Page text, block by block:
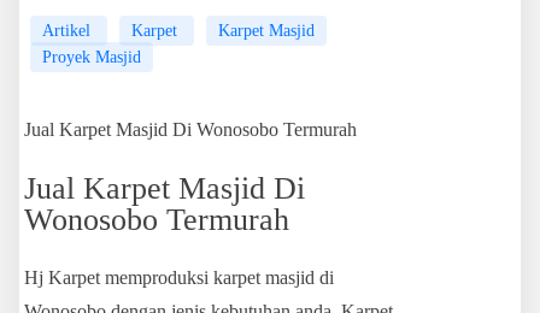
Artikel Karpet
Karpet Masjid
Proyek Masjid
Jual Karpet Masjid Di Wonosobo Termurah
Jual Karpet Masjid Di
Wonosobo Termurah
Hj Karpet memproduksi karpet masjid di